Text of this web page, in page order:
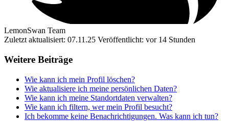
LemonSwan Team
Zuletzt aktualisiert: 07.11.25 Veröffentlicht: vor 14 Stunden
Weitere Beiträge
Wie kann ich mein Profil löschen?
Wie aktualisiere ich meine persönlichen Daten?
Wie kann ich meine Standortdaten verwalten?
Wie kann ich filtern, wer mein Profil besucht?
Ich bekomme keine Benachrichtigungen. Was kann ich tun?